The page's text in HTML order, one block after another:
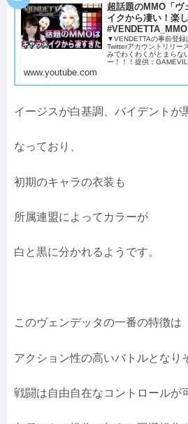
超話題のMMO「ヴ
イクから凄い！楽
#VENDETTA_MMO
▼VENDETTAの事前登
Twitterアカウントリリー
みでわくわくがとまらな
ー！！！提供：GAMEVIL
www.youtube.com
イージスが白基調、バイデントが
なっており、
初期のキャラの衣装も
所属連盟によってカラーが
白と黒に分かれるようです。
このヴェンデッタの一番の特徴は
アクション性の高いバトルとなり
戦闘は自由自在なコントロールが